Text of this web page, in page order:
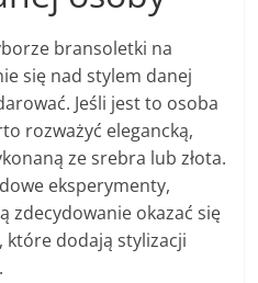
bransoletki na
się nad stylem danej
Jeśli jest to osoba
rozważyć elegancką,
ze srebra lub złota.
eksperymenty,
zdecydowanie okazać się
, które dodają stylizacji